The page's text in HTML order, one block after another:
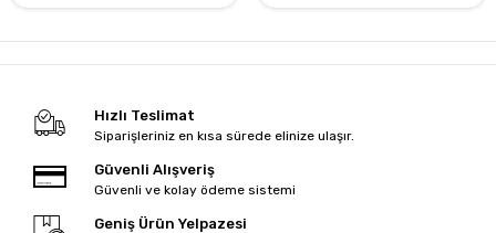
Hızlı Teslimat
Siparişleriniz en kısa sürede elinize ulaşır.
Güvenli Alışveriş
Güvenli ve kolay ödeme sistemi
Geniş Ürün Yelpazesi